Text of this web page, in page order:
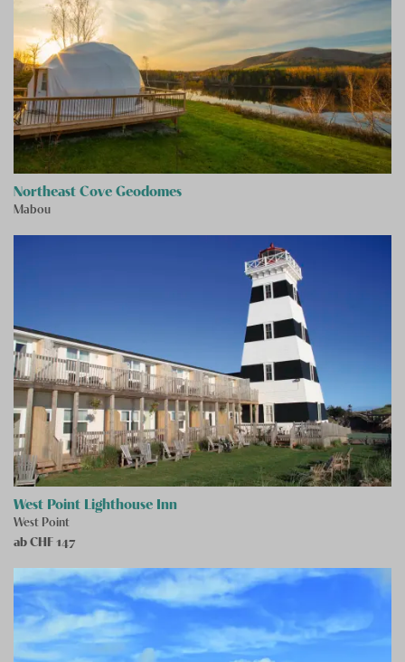
Northeast Cove Geodomes
Mabou
West Point Lighthouse Inn
West Point
ab CHF 147